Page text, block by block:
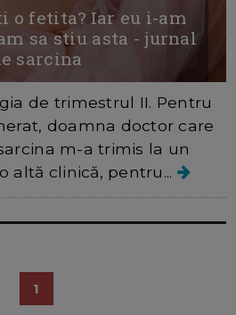
o fetita? Iar eu i-am
sa stiu asta - jurnal
sarcina
de trimestrul II. Pentru
doamna doctor care
m-a trimis la un
altă clinică, pentru...
1